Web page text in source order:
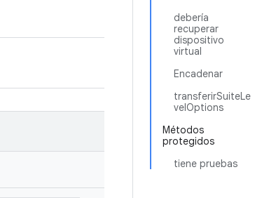
debería
recuperar
dispositivo
virtual
Encadenar
transferirSuiteLe
velOptions
Métodos
protegidos
tiene pruebas